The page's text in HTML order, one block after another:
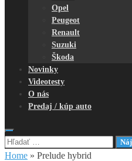
Opel
Peugeot
Renault
Suzuki
Škoda
Novinky
Videotesty
O nás
Predaj / kúp auto
Hľadať:
Home » Prelude hybrid